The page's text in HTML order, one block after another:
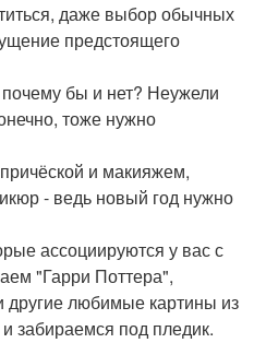
даже выбор обычных
предстоящего
бы и нет? Неужели
тоже нужно
и макияжем,
- ведь новый год нужно
ассоциируются у вас с
"Гарри Поттера",
другие любимые картины из
забираемся под пледик.